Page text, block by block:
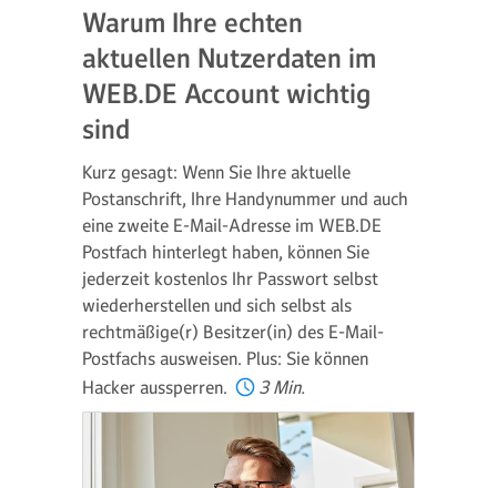
Warum Ihre echten
aktuellen Nutzerdaten im
WEB.DE Account wichtig
sind
Kurz gesagt: Wenn Sie Ihre aktuelle
Postanschrift, Ihre Handynummer und auch
eine zweite E-Mail-Adresse im WEB.DE
Postfach hinterlegt haben, können Sie
jederzeit kostenlos Ihr Passwort selbst
wiederherstellen und sich selbst als
rechtmäßige(r) Besitzer(in) des E-Mail-
Postfachs ausweisen. Plus: Sie können
Hacker aussperren.
3 Min.